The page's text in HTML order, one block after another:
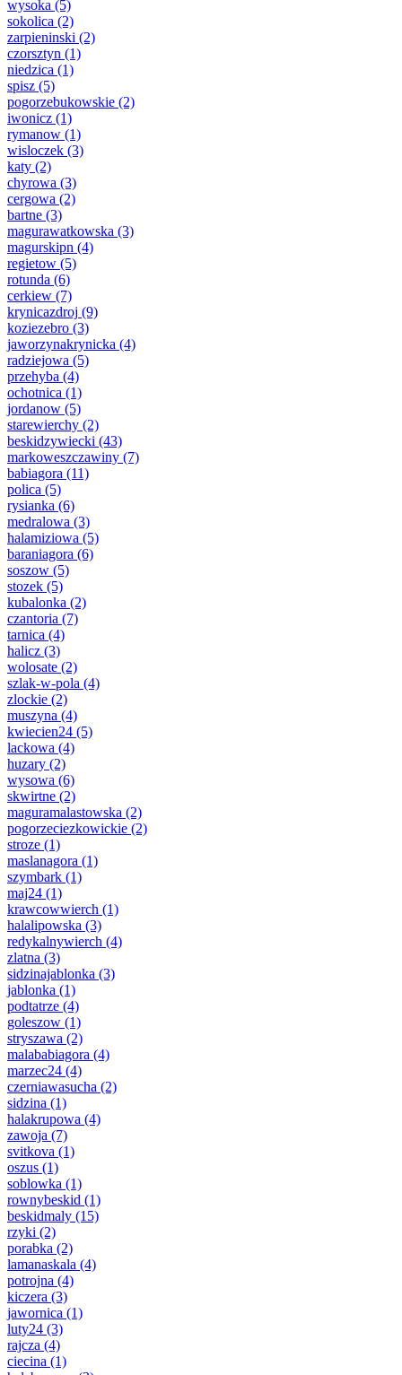
wysoka (5)
sokolica (2)
zarpieninski (2)
czorsztyn (1)
niedzica (1)
spisz (5)
pogorzebukowskie (2)
iwonicz (1)
rymanow (1)
wisloczek (3)
katy (2)
chyrowa (3)
cergowa (2)
bartne (3)
magurawatkowska (3)
magurskipn (4)
regietow (5)
rotunda (6)
cerkiew (7)
krynicazdroj (9)
koziezebro (3)
jaworzynakrynicka (4)
radziejowa (5)
przehyba (4)
ochotnica (1)
jordanow (5)
starewierchy (2)
beskidzywiecki (43)
markoweszczawiny (7)
babiagora (11)
polica (5)
rysianka (6)
medralowa (3)
halamiziowa (5)
baraniagora (6)
soszow (5)
stozek (5)
kubalonka (2)
czantoria (7)
tarnica (4)
halicz (3)
wolosate (2)
szlak-w-pola (4)
zlockie (2)
muszyna (4)
kwiecien24 (5)
lackowa (4)
huzary (2)
wysowa (6)
skwirtne (2)
maguramalastowska (2)
pogorzeciezkowickie (2)
stroze (1)
maslanagora (1)
szymbark (1)
maj24 (1)
krawcowwierch (1)
halalipowska (3)
redykalnywierch (4)
zlatna (3)
sidzinajablonka (3)
jablonka (1)
podtatrze (4)
goleszow (1)
stryszawa (2)
malababiagora (4)
marzec24 (4)
czerniawasucha (2)
sidzina (1)
halakrupowa (4)
zawoja (7)
svitkova (1)
oszus (1)
soblowka (1)
rownybeskid (1)
beskidmaly (15)
rzyki (2)
porabka (2)
lamanaskala (4)
potrojna (4)
kiczera (3)
jawornica (1)
luty24 (3)
rajcza (4)
ciecina (1)